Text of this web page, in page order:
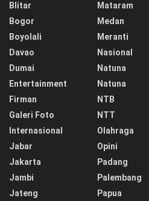
Blitar
Bogor
Boyolali
Davao
Dumai
Entertainment
Firman
Galeri Foto
Internasional
Jabar
Jakarta
Jambi
Jateng
Mataram
Medan
Meranti
Nasional
Natuna
Natuna
NTB
NTT
Olahraga
Opini
Padang
Palembang
Papua